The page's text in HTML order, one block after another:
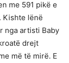
me 591 pikë e
Kishte lënë
nga artisti Baby
drejt
më të mirë. E